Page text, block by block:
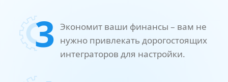
3 Экономит ваши финансы – вам не
нужно привлекать дорогостоящих
интеграторов для настройки.